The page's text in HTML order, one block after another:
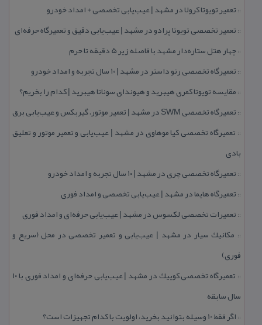
:: تعمیر تویوتا كرولا در مشهد | عیب‌یابی تخصصی + امداد خودرو
:: تعمیر تخصصی تویوتا پرادو در مشهد | عیب‌یابی دقیق و تعمیرگاه حرفه‌ای
::چهار هتل‌ ستاره‌دار مشهد با فاصله زیر 5 دقیقه تا حرم
:: تعمیرگاه تخصصی رنو داستر در مشهد | ۱۰ سال تجربه و امداد خودرو
:: مقایسه تویوتا كمری هیبرید و هیوندای سوناتا هیبرید | كدام را بخریم؟
:: تعمیرگاه تخصصی SWM در مشهد | تعمیر موتور، گیربكس و عیب‌یابی برق
:: تعمیرگاه تخصصی كیا موهاوی در مشهد | عیب‌یابی و تعمیر موتور و تعلیق
بادی
:: تعمیرگاه تخصصی چری در مشهد | ۱۰ سال تجربه و امداد خودرو
:: تعمیرگاه هایما در مشهد | عیب‌یابی تخصصی و امداد فوری
:: تعمیرات تخصصی لكسوس در مشهد | عیب‌یابی حرفه‌ای و امداد فوری
:: مكانیك سیار در مشهد | عیب‌یابی و تعمیر تخصصی در محل (سریع و
فوری)
::
تعمیرگاه تخصصی كوییك در مشهد | عیب‌یابی حرفه‌ای و امداد فوری با ۱۰
سال سابقه
:: اگر فقط 10 وسیله بتوانید بخرید، اولویت با كدام تجهیزات است؟